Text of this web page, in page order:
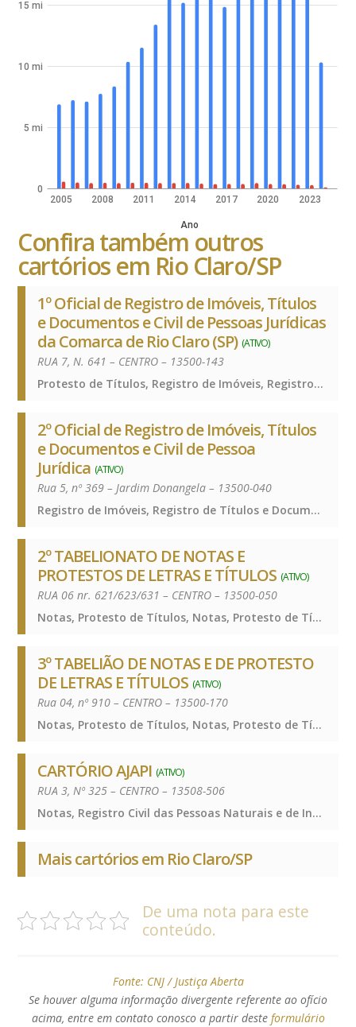
2005 2008 2011 2014 2017 2020 2023
Ano
0
5 mi
10 mi
15 mi
Confira também outros
cartórios em Rio Claro/SP
1º Oficial de Registro de Imóveis, Títulos
e Documentos e Civil de Pessoas Jurídicas
da Comarca de Rio Claro (SP) (ATIVO)
RUA 7, N. 641 – CENTRO – 13500-143
Protesto de Títulos, Registro de Imóveis, Registro de Títulos e Documentos e Civis das Pessoas Jurídicas, Protesto de Títulos, Registro de Imóveis, Registro de Títulos e Documentos e Civis das Pessoas Jurídicas, Protesto de Títulos, Registro de Imóveis, Registro de Títulos e Documentos e Civis das Pessoas Jurídicas
2º Oficial de Registro de Imóveis, Títulos
e Documentos e Civil de Pessoa
Jurídica (ATIVO)
Rua 5, nº 369 – Jardim Donangela – 13500-040
Registro de Imóveis, Registro de Títulos e Documentos e Civis das Pessoas Jurídicas, Registro de Imóveis, Registro de Títulos e Documentos e Civis das Pessoas Jurídicas, Registro de Imóveis, Registro de Títulos e Documentos e Civis das Pessoas Jurídicas
2º TABELIONATO DE NOTAS E
PROTESTOS DE LETRAS E TÍTULOS (ATIVO)
RUA 06 nr. 621/623/631 – CENTRO – 13500-050
Notas, Protesto de Títulos, Notas, Protesto de Títulos, Notas, Protesto de Títulos
3º TABELIÃO DE NOTAS E DE PROTESTO
DE LETRAS E TÍTULOS (ATIVO)
Rua 04, nº 910 – CENTRO – 13500-170
Notas, Protesto de Títulos, Notas, Protesto de Títulos, Notas, Protesto de Títulos
CARTÓRIO AJAPI (ATIVO)
RUA 3, Nº 325 – CENTRO – 13508-506
Notas, Registro Civil das Pessoas Naturais e de Interdições e Tutelas, Notas, Registro Civil das Pessoas Naturais e de Interdições e Tutelas, Notas, Registro Civil das Pessoas Naturais e de Interdições e Tutelas
Mais cartórios em Rio Claro/SP
De uma nota para este
conteúdo.
Fonte: CNJ / Justiça Aberta
Se houver alguma informação divergente referente ao ofício
acima, entre em contato conosco a partir deste formulário